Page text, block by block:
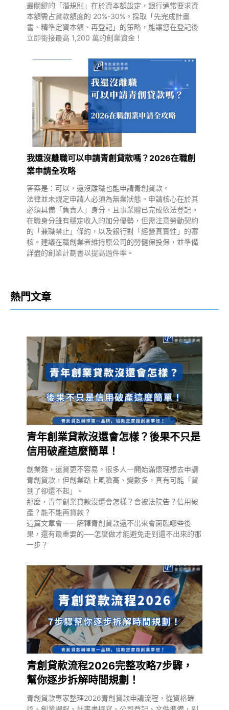
最關鍵的「潛規則」在於資本額設定，銀行通常要求資
本額需占貸款額度的 20%-30%。採取「先完成計畫
書、精準定資本額、再登記」的策略，能讓您在登記後
立即銜接最高 1,200 萬的創業資金！
我還沒離職可以申請青創貸款嗎？2026在職創
業申請全攻略
答案是：可以，還沒離職也能申請青創貸款。
法律並未規定申請人必須為無業狀態。申請核心在於其
必須具備「負責人」身分，且事業體已完成依法登記。
在職身分雖有穩定收入的加分優勢，但需注意勞動契約
的「兼職禁止」條約，以及銀行對「經營真實性」的審
核。建議在職創業者維持原公司的勞健保投保，並準備
詳盡的創業計劃書以提高過件率。
熱門文章
青年創業貸款沒還會怎樣？後果不只是
信用破產這麼簡單！
創業難，還貸更不容易。很多人一開始滿懷理想去申請
青創貸款，但創業路上風險高、變數多，真有可能「貸
到了卻還不起」。
那麼，青年創業貸款沒還會怎樣？會被法院告？信用破
產？能不能再貸款？
這篇文章會一一解釋青創貸款還不出來會面臨哪些後
果，還有最重要的──怎麼做才能避免走到還不出來的那
一步？
青創貸款流程2026完整攻略7步驟，
幫你逐步拆解時間規劃！
青創貸款專家整理2026青創貸款申請流程，從資格確